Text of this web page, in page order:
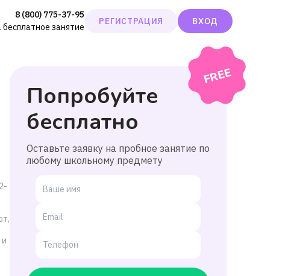
8 (800) 775-37-95
бесплатное занятие
РЕГИСТРАЦИЯ ВХОД
Попробуйте
бесплатно
Оставьте заявку на пробное занятие по
любому школьному предмету